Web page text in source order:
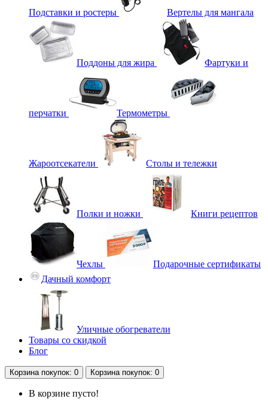
Подставки и ростеры Вертелы для мангала
Поддоны для жира Фартуки и
перчатки Термометры
Жароотсекатели Столы и тележки
Полки и ножки Книги рецептов
Чехлы
Подарочные сертификаты
Дачный комфорт
Уличные обогреватели
Товары со скидкой
Блог
Корзина покупок: 0 Корзина покупок: 0
В корзине пусто!